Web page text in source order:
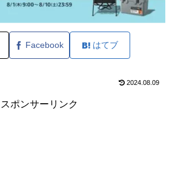
Facebook はてブ
2024.08.09
スポンサーリンク